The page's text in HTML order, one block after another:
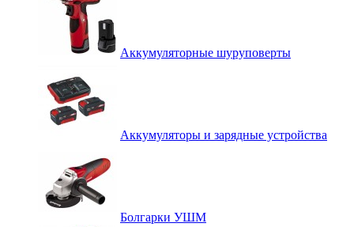
Аккумуляторные шуруповерты
Аккумуляторы и зарядные устройства
Болгарки УШМ